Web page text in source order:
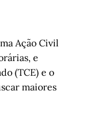
Ação Civil
e
(TCE) e o
maiores